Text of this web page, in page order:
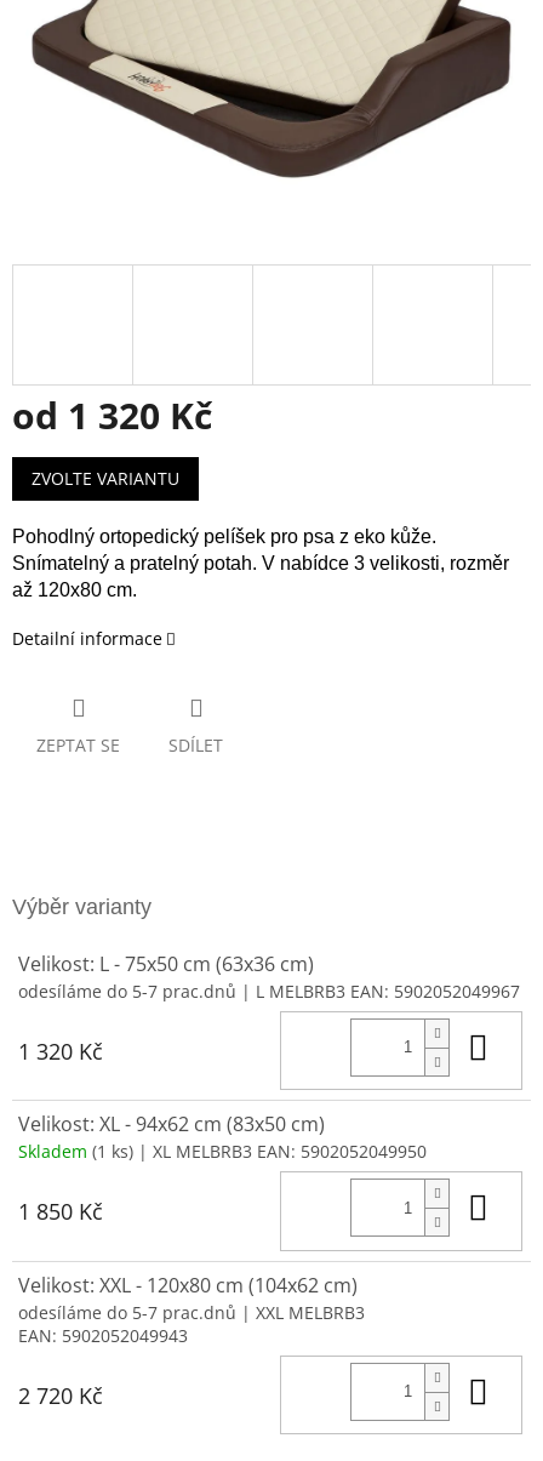
od 1 320 Kč
Měrná
cena:
ZVOLTE VARIANTU
Pohodlný ortopedický pelíšek pro psa z eko kůže.
Snímatelný a pratelný potah. V nabídce 3 velikosti, rozměr
až 120x80 cm.
Detailní informace
ZEPTAT SE SDÍLET
Velikost: L - 75x50 cm (63x36 cm)
odesíláme do 5-7 prac.dnů | L MELBRB3 EAN: 5902052049967
1 320 Kč
Velikost: XL - 94x62 cm (83x50 cm)
Skladem (1 ks) | XL MELBRB3 EAN: 5902052049950
1 850 Kč
Velikost: XXL - 120x80 cm (104x62 cm)
odesíláme do 5-7 prac.dnů | XXL MELBRB3
EAN: 5902052049943
2 720 Kč